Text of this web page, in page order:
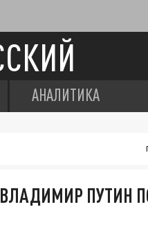
АНАЛИТИКА
ПУТИН